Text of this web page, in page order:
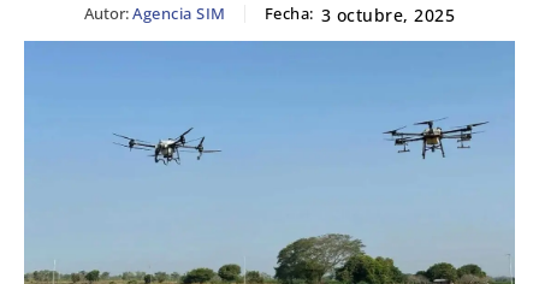
Autor:Agencia SIM Fecha: 3 octubre, 2025